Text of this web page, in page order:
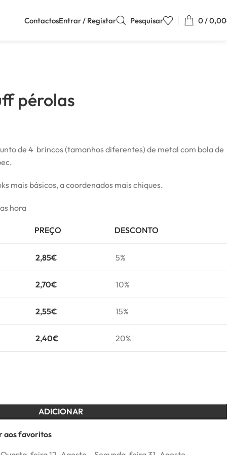
ContactosEntrar / Registar Pesquisar 0/0,00
pérolas
de 4 brincos (tamanhos diferentes) de metal com bola de
mais básicos, a coordenados mais chiques.
hora
PREÇO DESCONTO
2,85€ 5%
2,70€ 10%
2,55€ 15%
2,40€ 20%
ADICIONAR
aos favoritos